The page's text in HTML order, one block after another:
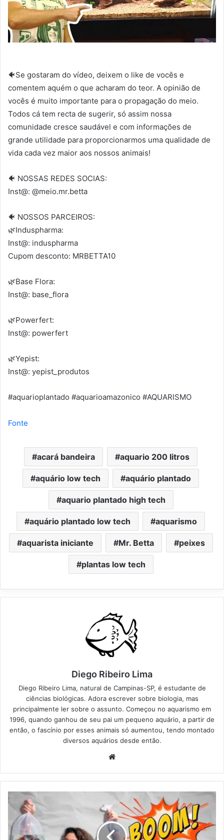
🐠Se gostaram do vídeo, deixem o like de vocês e
comentem aquém o que acharam do teor. A opinião de
vocês é muito importante para o propagação do meio.
Todos cá tem recta de sugerir, só assim nossa
comunidade cresce saudável e com informações de
grande utilidade para proporcionarmos uma qualidade de
vida cada vez maior aos nossos animais!
🐠 NOSSAS REDES SOCIAS:
Inst@: @meio.mr.betta
🐠 NOSSOS PARCEIROS:
🌿Induspharma:
Inst@: induspharma
Cupom desconto: MRBETTA10
🌿Base Flora:
Inst@: base_flora
🌿Powerfert:
Inst@: powerfert
🌿Yepist:
Inst@: yepist_produtos
#aquarioplantado #aquarioamazonico #AQUARISMO
Fonte
acará bandeira aquario 200 litros
aquário low tech aquário plantado
aquario plantado high tech
aquário plantado low tech aquarismo
aquarista iniciante Mr. Betta peixes
plantas low tech
Diego Ribeiro Lima
Diego Ribeiro Lima, natural de Campinas-SP, é estudante de
ciências biológicas. Adora escrever sobre biologia, mas
principalmente ler sobre o assunto. Começou no aquarismo em
1996, quando ganhou de seu pai um pequeno aquário, a partir de
então, o fascínio por esses animais só aumentou, tendo montado
diversos aquários desde então.
Website